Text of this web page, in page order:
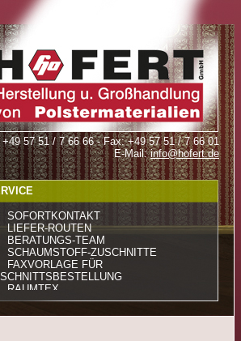
+49 57 51 / 7 66 66 - Fax: +49 57 51 / 7 66 01
E-Mail:info@hofert.de
SOFORTKONTAKT
LIEFER-ROUTEN
BERATUNGS-TEAM
SCHAUMSTOFF-ZUSCHNITTE
FAXVORLAGE FÜR
RAUMTEX